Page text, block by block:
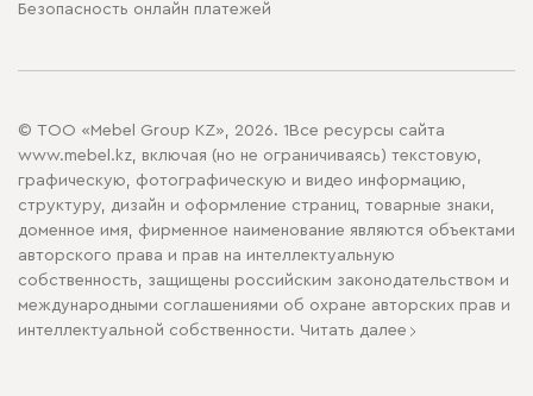
Безопасность онлайн платежей
© ТОО «Mebel Group KZ», 2026. 1Все ресурсы сайта
www.mebel.kz, включая (но не ограничиваясь) текстовую,
графическую, фотографическую и видео информацию,
структуру, дизайн и оформление страниц, товарные знаки,
доменное имя, фирменное наименование являются объектами
авторского права и прав на интеллектуальную
собственность, защищены российским законодательством и
международными соглашениями об охране авторских прав и
интеллектуальной собственности. Читать далее